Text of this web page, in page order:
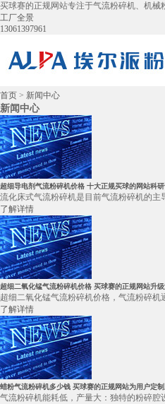
买球赛的正规网站专注于气流粉碎机、机
工厂全景
13061397961
首页 > 新闻中心
新闻中心
超细导电剂气流粉碎机价格 十大正规买球的网站科
流化床式气流粉碎机是目前气流粉碎机的
了解详情
超细二氧化锰气流粉碎机价格 买球赛的正规网站升
超细二氧化锰气流粉碎机价格，气流粉碎
了解详情
蜡粉气流粉碎机多少钱 买球赛的正规网站为用户定
气流粉碎机能耗低，产量大：独特的粉碎